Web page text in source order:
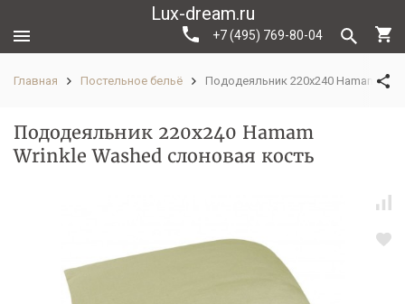
Lux-dream.ru
+7 (495) 769-80-04
Главная Постельное бельё Пододеяльник 220x240 Hamam
Пододеяльник 220x240 Hamam
Wrinkle Washed слоновая кость